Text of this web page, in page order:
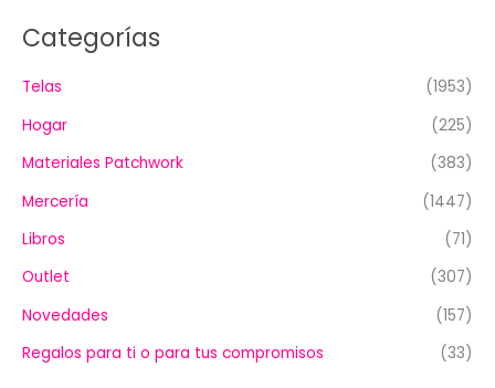
Categorías
Telas
(1953)
Hogar
(225)
Materiales Patchwork
(383)
Mercería
(1447)
Libros
(71)
Outlet
(307)
Novedades
(157)
Regalos para ti o para tus compromisos
(33)